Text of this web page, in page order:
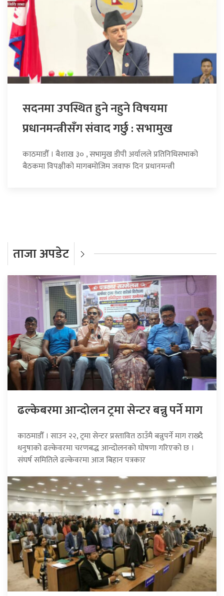
सदनमा उपस्थित हुने नहुने विषयमा
प्रधानमन्त्रीसँग संवाद गर्छु : सभामुख
काठमाडौँ । बैशाख ३० , सभामुख डीपी अर्यालले प्रतिनिधिसभाको
बैठकमा विपक्षीको मागबमोजिम जवाफ दिन प्रधानमन्त्री
ताजा अपडेट
ढल्केबरमा आन्दोलन ट्रमा सेन्टर बन्नु पर्ने माग
काठमाडौँ । साउन २२, ट्रमा सेन्टर प्रस्तावित ठाउँमै बन्नुपर्ने माग राख्दै
धनुषाको ढल्केवरमा चरणबद्ध आन्दोलनको घोषणा गरिएको छ ।
संघर्ष समितिले ढल्केवरमा आज बिहान पत्रकार